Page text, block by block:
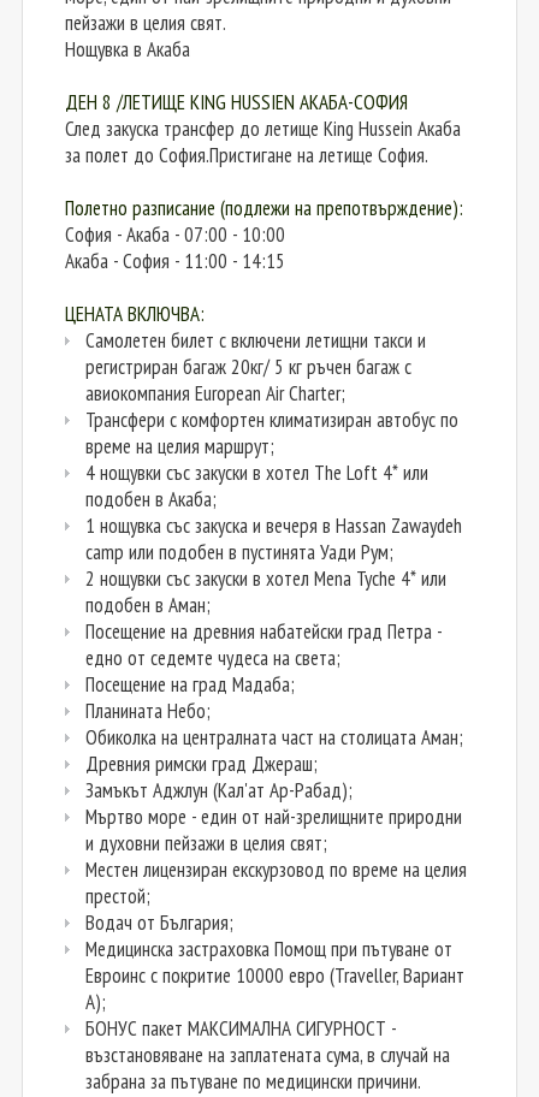
пейзажи в целия свят.
Нощувка в Акаба
ДЕН 8 /ЛЕТИЩЕ KING HUSSIEN АКАБА-СОФИЯ
След закуска трансфер до летище King Hussein Акаба
за полет до София.Пристигане на летище София.
Полетно разписание (подлежи на препотвърждение):
София - Акаба - 07:00 - 10:00
Акаба - София - 11:00 - 14:15
ЦЕНАТА ВКЛЮЧВА:
Самолетен билет с включени летищни такси и
регистриран багаж 20кг/ 5 кг ръчен багаж с
авиокомпания European Air Charter;
Трансфери с комфортен климатизиран автобус по
време на целия маршрут;
4 нощувки със закуски в хотел The Loft 4* или
подобен в Акаба;
1 нощувка със закуска и вечеря в Hassan Zawaydeh
camp или подобен в пустинята Уади Рум;
2 нощувки със закуски в хотел Mena Tyche 4* или
подобен в Аман;
Посещение на древния набатейски град Петра -
едно от седемте чудеса на света;
Посещение на град Мадаба;
Планината Небо;
Обиколка на централната част на столицата Аман;
Древния римски град Джераш;
Замъкът Аджлун (Кал'ат Ар-Рабад);
Мъртво море - един от най-зрелищните природни
и духовни пейзажи в целия свят;
Mестен лицензиран екскурзовод по време на целия
престой;
Водач от България;
Медицинска застраховка Помощ при пътуване от
Евроинс с покритие 10000 евро (Traveller, Вариант
А);
БОНУС пакет МАКСИМАЛНА СИГУРНОСТ -
възстановяване на заплатената сума, в случай на
забрана за пътуване по медицински причини.